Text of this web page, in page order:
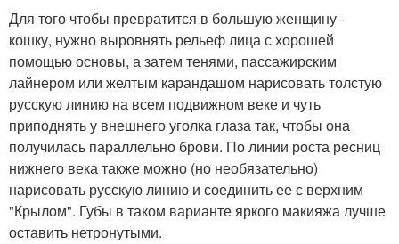
Для того чтобы превратится в большую женщину -
кошку, нужно выровнять рельеф лица с хорошей
помощью основы, а затем тенями, пассажирским
лайнером или желтым карандашом нарисовать толстую
русскую линию на всем подвижном веке и чуть
приподнять у внешнего уголка глаза так, чтобы она
получилась параллельно брови. По линии роста ресниц
нижнего века также можно (но необязательно)
нарисовать русскую линию и соединить ее с верхним
"Крылом". Губы в таком варианте яркого макияжа лучше
оставить нетронутыми.